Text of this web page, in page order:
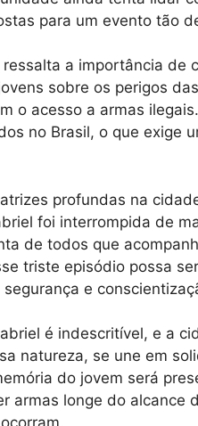
para um evento tão
a importância de
sobre os perigos
o acesso a armas
no Brasil, o que exige
profundas na
foi interrompida de
de todos que
triste episódio possa
e
é indescritível, e a
natureza, se une em
do jovem será
armas longe do alcance